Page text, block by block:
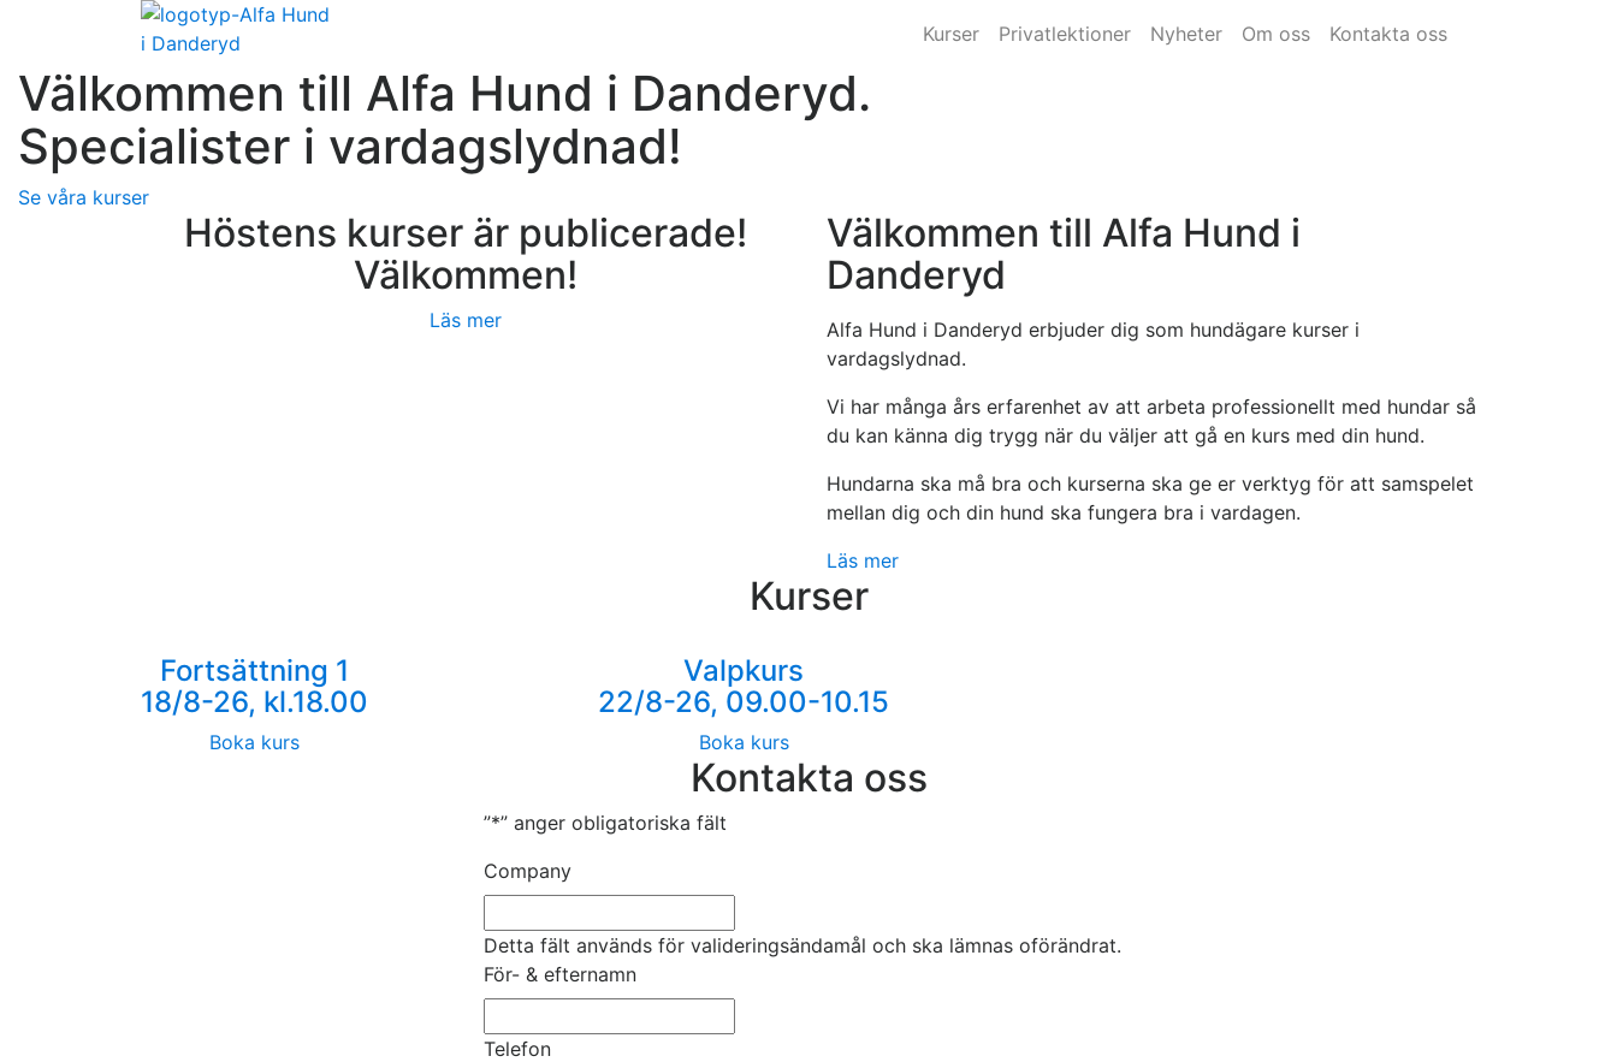
Kurser Privatlektioner Nyheter Om oss Kontakta oss
Välkommen till Alfa Hund i Danderyd.
Specialister i vardagslydnad!
Se våra kurser
Höstens kurser är publicerade!
Välkommen!
Läs mer
Välkommen till Alfa Hund i
Danderyd
Alfa Hund i Danderyd erbjuder dig som hundägare kurser i
vardagslydnad.
Vi har många års erfarenhet av att arbeta professionellt med hundar så
du kan känna dig trygg när du väljer att gå en kurs med din hund.
Hundarna ska må bra och kurserna ska ge er verktyg för att samspelet
mellan dig och din hund ska fungera bra i vardagen.
Läs mer
Kurser
Fortsättning 1
18/8-26, kl.18.00
Boka kurs
Valpkurs
22/8-26, 09.00-10.15
Boka kurs
Kontakta oss
”*” anger obligatoriska fält
Company
Detta fält används för valideringsändamål och ska lämnas oförändrat.
För- & efternamn
Telefon